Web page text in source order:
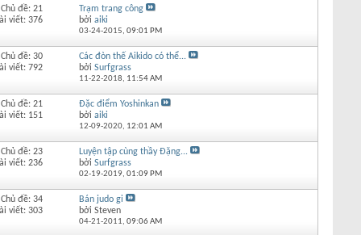
Chủ đề: 21
viết: 376
Trạm trang công
bởi aiki
03-24-2015, 09:01 PM
Chủ đề: 30
viết: 792
Các đòn thế Aikido có thể...
bởi Surfgrass
11-22-2018, 11:54 AM
Chủ đề: 21
viết: 151
Đặc điểm Yoshinkan
bởi aiki
12-09-2020, 12:01 AM
Chủ đề: 23
viết: 236
Luyện tập cùng thầy Đặng...
bởi Surfgrass
02-19-2019, 01:09 PM
Chủ đề: 34
viết: 303
Bán judo gi
bởi Steven
04-21-2011, 09:06 AM